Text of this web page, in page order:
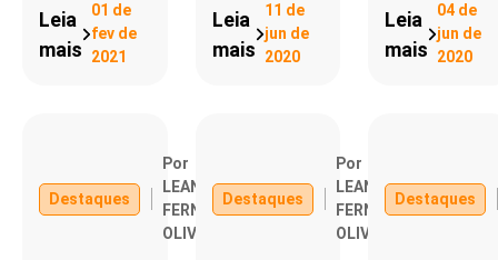
Leia
mais
01 de
fev de
2021
Leia
mais
11 de
jun de
2020
Leia
mais
04 de
jun de
2020
Destaques
Por
LEANDRO
FERNANDO
OLIVEIRA
Destaques
Por
LEANDRO
FERNANDO
OLIVEIRA
Destaques